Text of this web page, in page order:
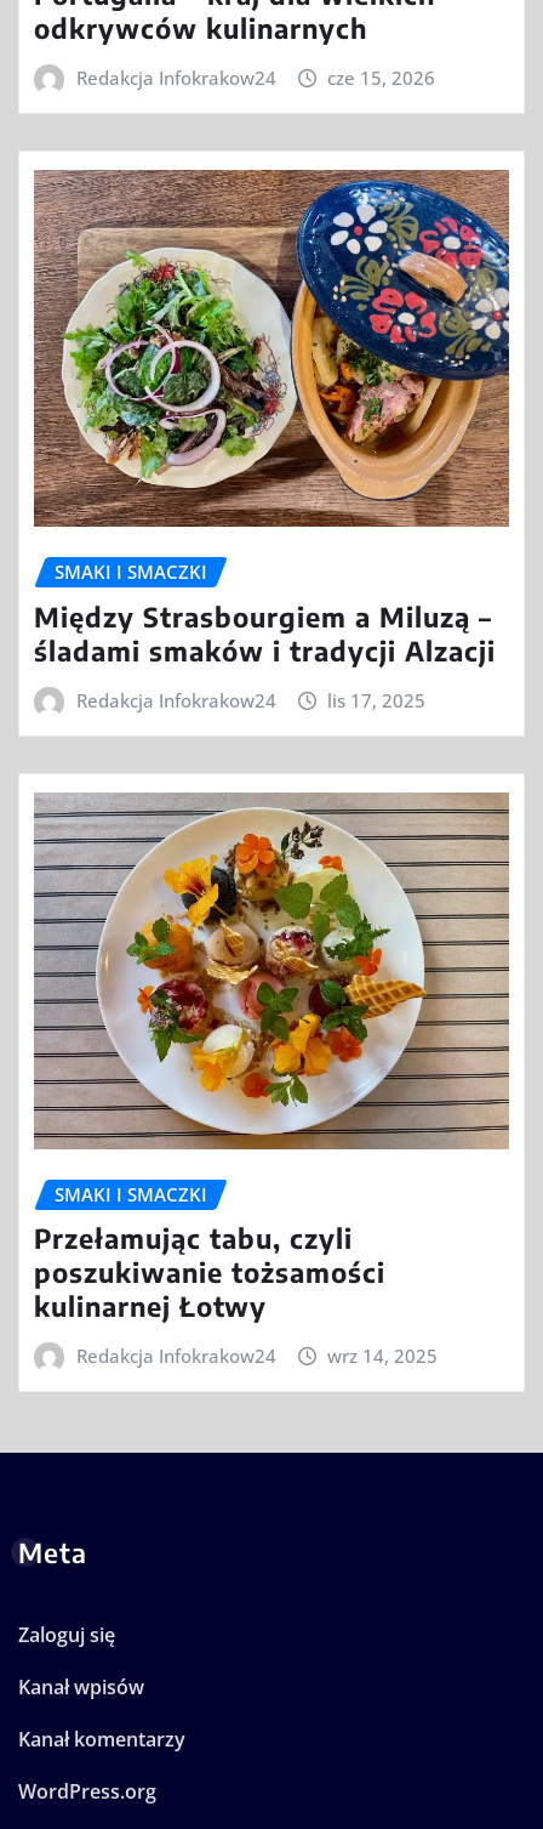
odkrywców kulinarnych
Redakcja Infokrakow24 cze 15, 2026
SMAKI I SMACZKI
Między Strasbourgiem a Miluzą –
śladami smaków i tradycji Alzacji
Redakcja Infokrakow24 lis 17, 2025
SMAKI I SMACZKI
Przełamując tabu, czyli
poszukiwanie tożsamości
kulinarnej Łotwy
Redakcja Infokrakow24 wrz 14, 2025
Meta
Zaloguj się
Kanał wpisów
Kanał komentarzy
WordPress.org